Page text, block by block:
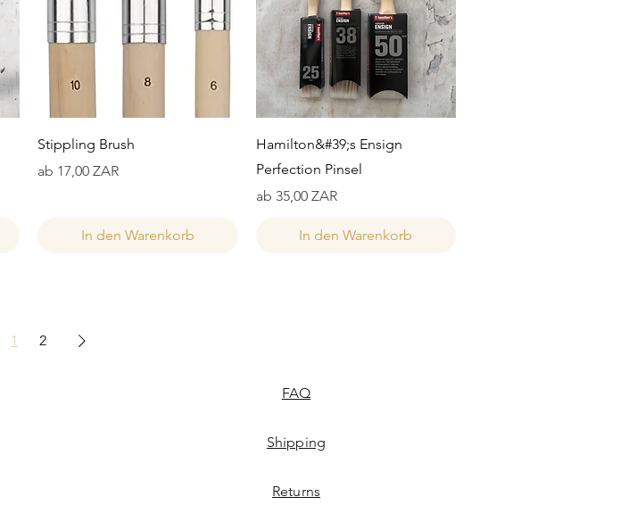
Schnellansicht
Stippling Brush
ab 17,00 ZAR
Sale-Preis
In den Warenkorb
Schnellansicht
Hamilton&#39;s Ensign
Perfection Pinsel
ab 35,00 ZAR
Sale-Preis
In den Warenkorb
1 2
FAQ
Shipping
Returns